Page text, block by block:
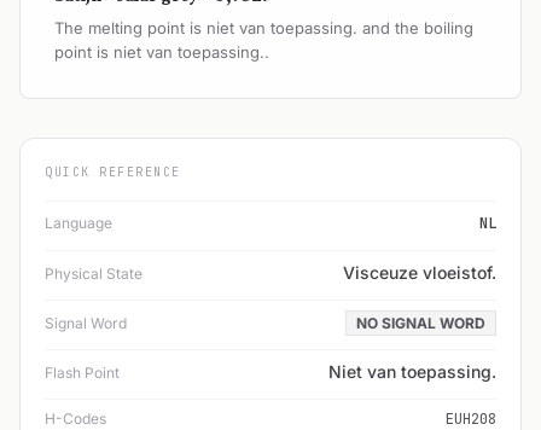
The melting point is niet van toepassing. and the boiling
point is niet van toepassing..
QUICK REFERENCE
Language NL
Physical State Visceuze vloeistof.
Signal Word NO SIGNAL WORD
Flash Point Niet van toepassing.
H-Codes EUH208